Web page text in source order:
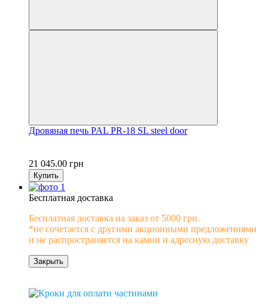
Дровяная печь PAL PR-18 SL steel door
21 045.00 грн
Купить
Бесплатная доставка
Бесплатная доставка на заказ от 5000 грн.
*не сочетается с другими акционными предложениями
и не распространяется на камни и адресную доставку
Закрыть